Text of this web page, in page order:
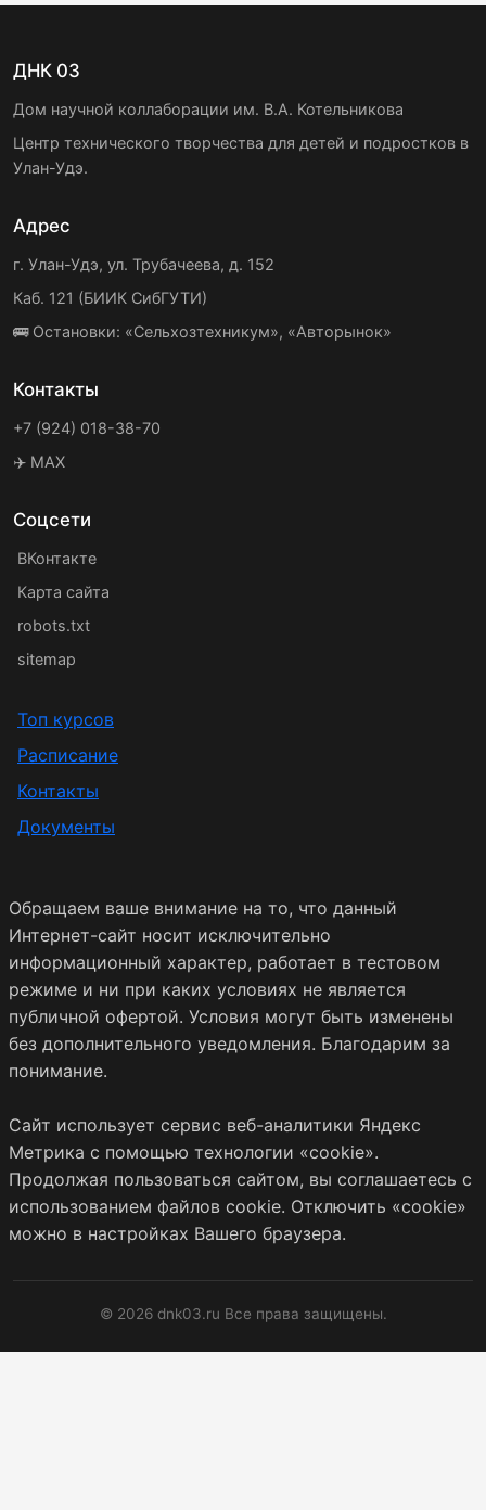
ДНК 03
Дом научной коллаборации им. В.А. Котельникова
Центр технического творчества для детей и подростков в
Улан-Удэ.
Адрес
г. Улан-Удэ, ул. Трубачеева, д. 152
Каб. 121 (БИИК СибГУТИ)
🚌 Остановки: «Сельхозтехникум», «Авторынок»
Контакты
+7 (924) 018-38-70
✈️ MAX
Соцсети
ВКонтакте
Карта сайта
robots.txt
sitemap
Топ курсов
Расписание
Контакты
Документы
Обращаем ваше внимание на то, что данный
Интернет-сайт носит исключительно
информационный характер, работает в тестовом
режиме и ни при каких условиях не является
публичной офертой. Условия могут быть изменены
без дополнительного уведомления. Благодарим за
понимание.
Сайт использует сервис веб-аналитики Яндекс
Метрика с помощью технологии «cookie».
Продолжая пользоваться сайтом, вы соглашаетесь с
использованием файлов cookie. Отключить «cookie»
можно в настройках Вашего браузера.
© 2026 dnk03.ru Все права защищены.